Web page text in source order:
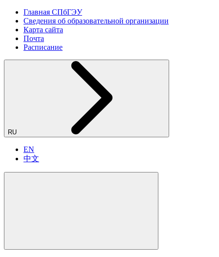
Главная СПбГЭУ
Сведения об образовательной организации
Карта сайта
Почта
Расписание
RU
EN
中文